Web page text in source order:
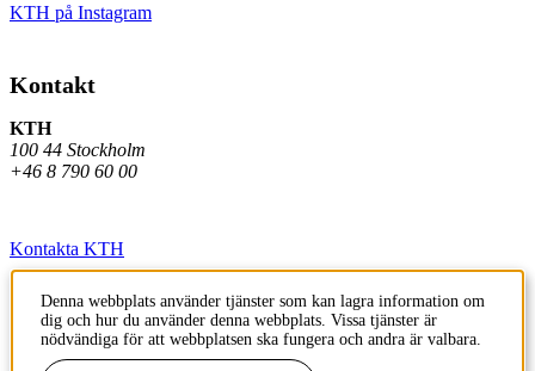
KTH på Instagram
Kontakt
KTH
100 44 Stockholm
+46 8 790 60 00
Kontakta KTH
Jobba på KTH
Press och media
Denna webbplats använder tjänster som kan lagra information om
dig och hur du använder denna webbplats. Vissa tjänster är
nödvändiga för att webbplatsen ska fungera och andra är valbara.